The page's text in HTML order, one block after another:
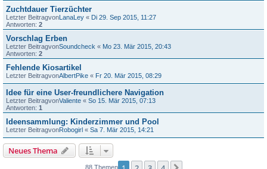
Zuchtdauer Tierzüchter
Letzter Beitragvon LanaLey « Di 29. Sep 2015, 11:27
Antworten: 2
Vorschlag Erben
Letzter BeitragvonSoundcheck « Mo 23. Mär 2015, 20:43
Antworten: 2
Fehlende Kiosartikel
Letzter BeitragvonAlbertPike « Fr 20. Mär 2015, 08:29
Idee für eine User-freundlichere Navigation
Letzter BeitragvonValiente « So 15. Mär 2015, 07:13
Antworten: 1
Ideensammlung: Kinderzimmer und Pool
Letzter BeitragvonRobogirl « Sa 7. Mär 2015, 14:21
Neues Thema
88 Themen